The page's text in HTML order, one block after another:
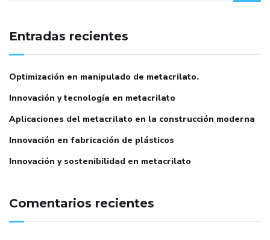
Entradas recientes
Optimización en manipulado de metacrilato.
Innovación y tecnología en metacrilato
Aplicaciones del metacrilato en la construcción moderna
Innovación en fabricación de plásticos
Innovación y sostenibilidad en metacrilato
Comentarios recientes